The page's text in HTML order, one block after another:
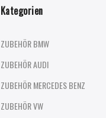
Kategorien
ZUBEHÖR BMW
ZUBEHÖR AUDI
ZUBEHÖR MERCEDES BENZ
ZUBEHÖR VW